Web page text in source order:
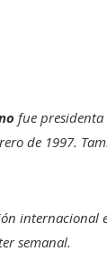
fue
de 1997.
internacional
semanal.